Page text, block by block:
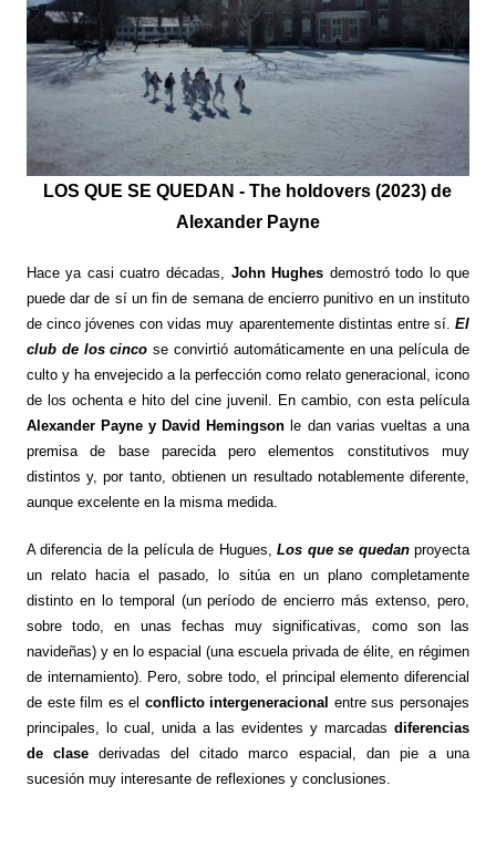
LOS QUE SE QUEDAN - The holdovers (2023) de
Alexander Payne
Hace ya casi cuatro décadas, John Hughes demostró todo lo que
puede dar de sí un fin de semana de encierro punitivo en un instituto
de cinco jóvenes con vidas muy aparentemente distintas entre sí.El
club de los cinco se convirtió automáticamente en una película de
culto y ha envejecido a la perfección como relato generacional, icono
de los ochenta e hito del cine juvenil. En cambio, con esta película
Alexander Payne y David Hemingson le dan varias vueltas a una
premisa de base parecida pero elementos constitutivos muy
distintos y, por tanto, obtienen un resultado notablemente diferente,
aunque excelente en la misma medida.
A diferencia de la película de Hugues,Los que se quedanproyecta
un relato hacia el pasado, lo sitúa en un plano completamente
distinto en lo temporal (un período de encierro más extenso, pero,
sobre todo, en unas fechas muy significativas, como son las
navideñas) y en lo espacial (una escuela privada de élite, en régimen
de internamiento). Pero, sobre todo, el principal elemento diferencial
de este film es el conflicto intergeneracional entre sus personajes
principales, lo cual, unida a las evidentes y marcadasdiferencias
de clasederivadas del citado marco espacial, dan pie a una
sucesión muy interesante de reflexiones y conclusiones.